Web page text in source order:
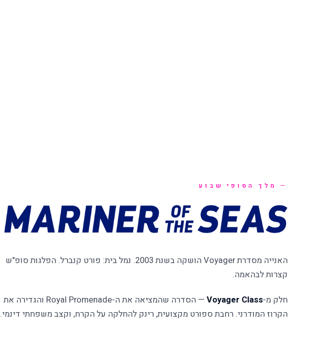
מלך הסופי שבוע
האנייה מסדרת Voyager הושקה בשנת 2003. נמל בית: פורט קנברל. הפלגות סופ"ש
קצרות לבהאמה.
חלק מ-Voyager Class
— הסדרה שהמציאה את ה-Royal Promenade והגדירה את
הקרוז המודרני. רחבת ספורט מקצועית, רינק להחלקה על הקרח, וקצב משפחתי דינמי.